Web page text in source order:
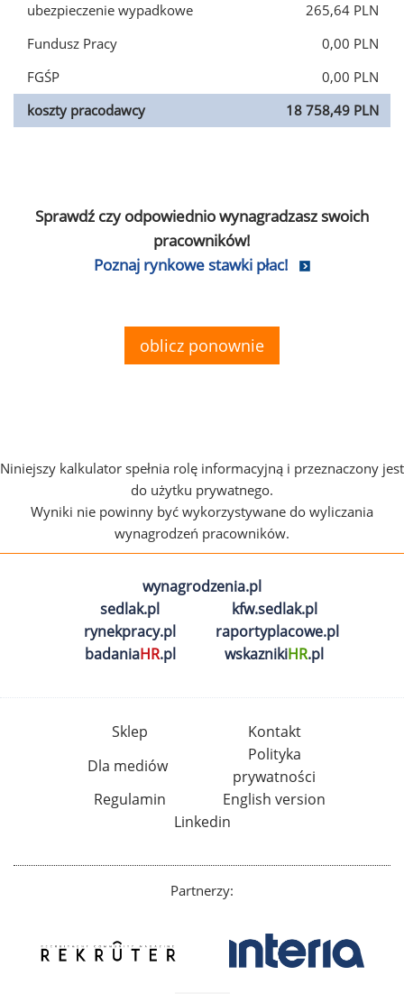
ubezpieczenie wypadkowe
265,64 PLN
Fundusz Pracy
0,00 PLN
FGŚP
0,00 PLN
koszty pracodawcy
18 758,49 PLN
Sprawdź czy odpowiednio wynagradzasz swoich
pracowników!
Poznaj rynkowe stawki płac!
oblicz ponownie
Niniejszy kalkulator spełnia rolę informacyjną i przeznaczony jest
do użytku prywatnego.
Wyniki nie powinny być wykorzystywane do wyliczania
wynagrodzeń pracowników.
wynagrodzenia.pl
sedlak.pl
kfw.sedlak.pl
rynekpracy.pl
raportyplacowe.pl
badaniaHR.pl wskaznikiHR.pl
Sklep
Kontakt
Dla mediów
Polityka
prywatności
Regulamin
English version
Linkedin
Partnerzy: